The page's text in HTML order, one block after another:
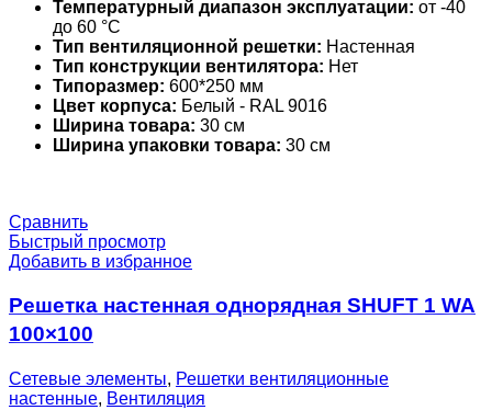
Температурный диапазон эксплуатации: от -40
до 60 °С
Тип вентиляционной решетки: Настенная
Тип конструкции вентилятора: Нет
Типоразмер: 600*250 мм
Цвет корпуса: Белый - RAL 9016
Ширина товара: 30 см
Ширина упаковки товара: 30 см
Сравнить
Быстрый просмотр
Добавить в избранное
Решетка настенная однорядная SHUFT 1 WA
100×100
Сетевые элементы, Решетки вентиляционные
настенные, Вентиляция